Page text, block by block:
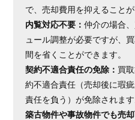
で、売却費用を抑えることが
内覧対応不要：仲介の場合
ュール調整が必要ですが、
間を省くことができます。
契約不適合責任の免除： 買
約不適合責任（売却後に瑕
責任を負う）が免除されます
築古物件や事故物件でも売